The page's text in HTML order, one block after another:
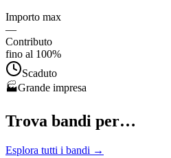
Importo max
—
Contributo
fino al 100%
Scaduto
🏭Grande impresa
Trova bandi per…
Esplora tutti i bandi →